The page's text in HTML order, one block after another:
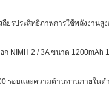
ยรประสิทธิภาพการใช้พลังงานสู
ก NIMH 2 / 3A ขนาด
รอบและความต้านทานภายในต่